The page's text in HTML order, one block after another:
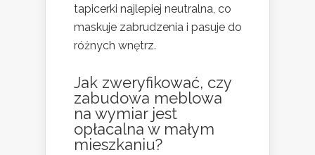
tapicerki najlepiej neutralna, co
maskuje zabrudzenia i pasuje do
różnych wnętrz.
Jak zweryfikować, czy
zabudowa meblowa
na wymiar jest
opłacalna w małym
mieszkaniu?